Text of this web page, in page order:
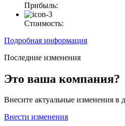
Прибыль:
Стоимость:
Подробная информация
Последние изменения
Это ваша компания?
Внесите актуальные изменения
Внести изменения